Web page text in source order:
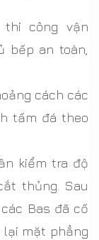
công vận
bếp an toàn,
cách các
tấm đá theo
kiểm tra độ
thủng. Sau
Bas đã cố
lại mặt phẳng